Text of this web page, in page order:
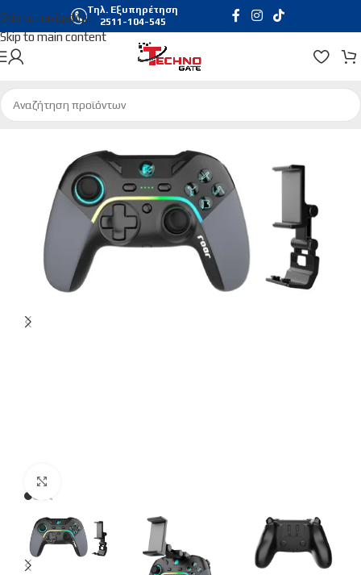
Skip to navigation
Skip to main content
Τηλ. Εξυπηρέτηση
2511-104-545
Αρχική σελίδα/Gaming/Gaming Χειριστήρια